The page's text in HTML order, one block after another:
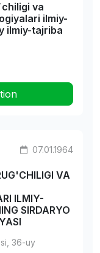
va
ilmiy-
ilmiy-tajriba
07.01.1964
VA
ILMIY-
SIRDARYO
36-uy